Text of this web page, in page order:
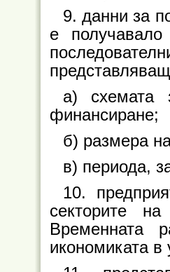
9. данни за
е
а) схемата
финансиране;
б) размера
в) периода,
10.
секторите
Временната
икономиката в